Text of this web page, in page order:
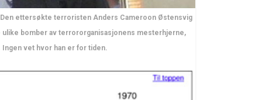
Den ettersøkte terroristen Anders Cameroon Østensvig
ulike bomber av terrororganisasjonens mesterhjerne,
Ingen vet hvor han er for tiden.